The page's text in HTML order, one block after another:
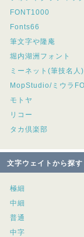
FONT1000
Fonts66
筆文字や隆庵
堀内湖洲フォント
ミーネット(筆技名人)
MopStudio/ミウラ
モトヤ
リコー
タカ倶楽部
文字ウェイトから探す
極細
中細
普通
中字